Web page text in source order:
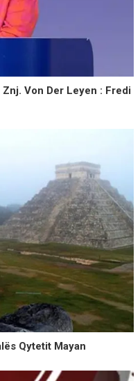
Von Der Leyen : Fredi
Qytetit Mayan